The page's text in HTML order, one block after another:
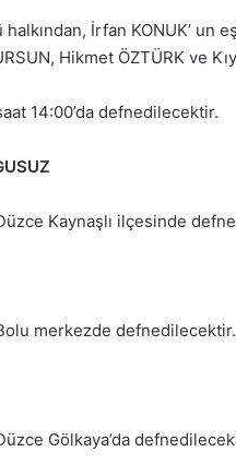
halkından, İrfan KONUK’ un
Hikmet ÖZTÜRK ve
14:00’da defnedilecektir.
Kaynaşlı ilçesinde
merkezde defnedilecektir.
Gölkaya’da